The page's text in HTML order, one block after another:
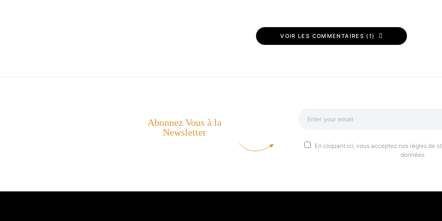
VOIR LES COMMENTAIRES (1)
Abonnez Vous à la
Newsletter
En cliquant ici, vous acceptez nos règles de
données.